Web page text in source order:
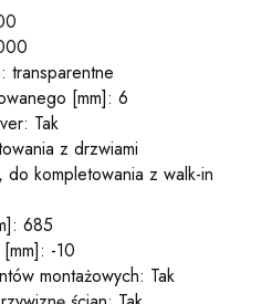
transparentne
[mm]: 6
Tak
z drzwiami
do kompletowania z walk-in
685
-10
montażowych: Tak